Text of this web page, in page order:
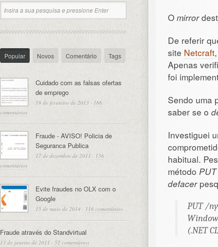
O mirror
De referir
site Netcraft
Apenas
foi
Sendo uma
saber se o
Investiguei
habitual.
método PUT
defacer
PUT /
(.NET
Popular Novos Comentário Tags
Cuidado com as falsas ofertas
de emprego
19 de fevereiro de 2013 · 166
comentários
Fraude - AVISO! Policia de
Seguranca Publica
17 de dezembro de 2011 · 156
comentários
Evite fraudes no OLX com o
Google
15 de maio de 2014 · 116 comentários
Fraude através do Standvirtual
13 de janeiro de 2011 · 52 comentários